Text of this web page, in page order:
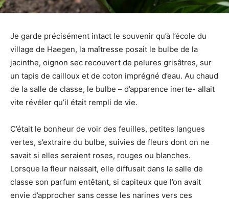
Je garde précisément intact le souvenir qu’à l’école du
village de Haegen, la maîtresse posait le bulbe de la
jacinthe, oignon sec recouvert de pelures grisâtres, sur
un tapis de cailloux et de coton imprégné d’eau. Au chaud
de la salle de classe, le bulbe – d’apparence inerte- allait
vite révéler qu’il était rempli de vie.
C’était le bonheur de voir des feuilles, petites langues
vertes, s’extraire du bulbe, suivies de fleurs dont on ne
savait si elles seraient roses, rouges ou blanches.
Lorsque la fleur naissait, elle diffusait dans la salle de
classe son parfum entêtant, si capiteux que l’on avait
envie d’approcher sans cesse les narines vers ces